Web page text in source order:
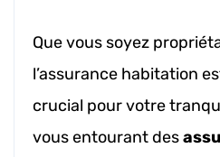
Que vous soyez
l’assurance habitation
crucial pour votre
vous entourant des